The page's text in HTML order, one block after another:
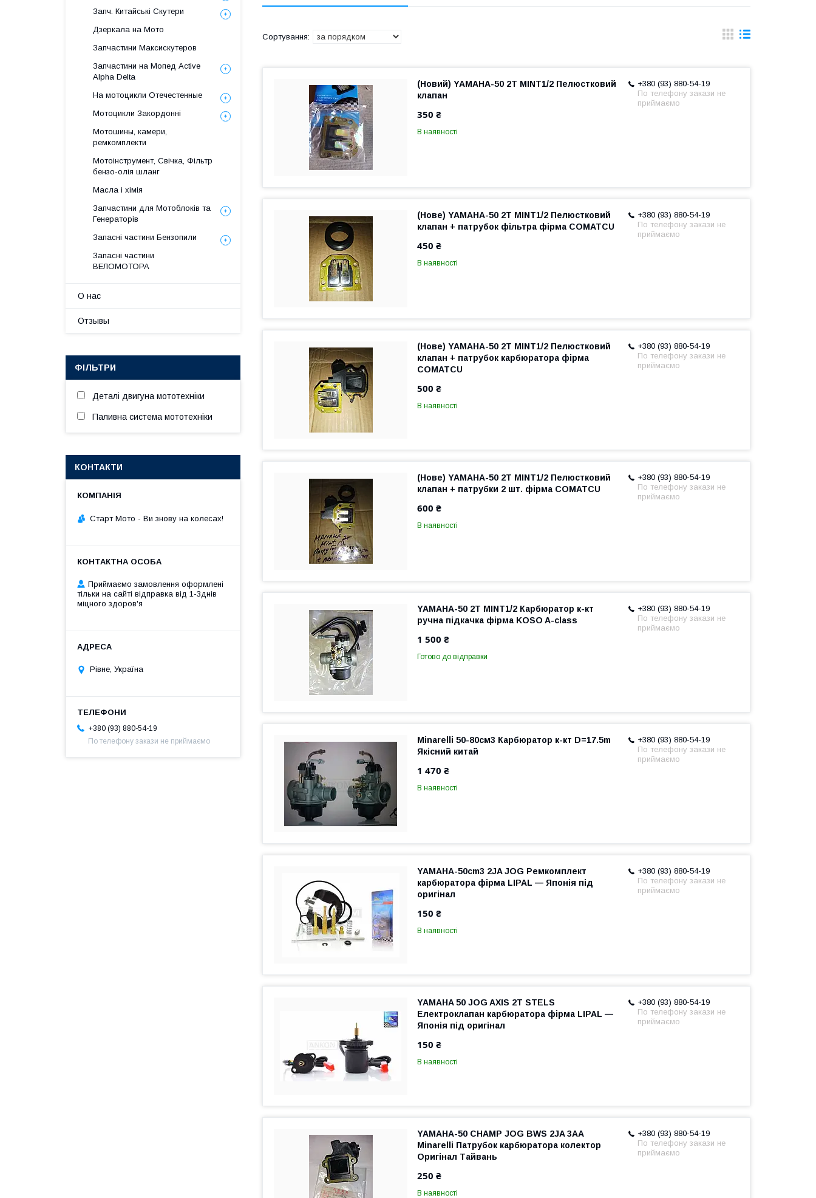
+380 (93) 880-54-19
По телефону закази не
приймаємо
(Новий) YAMAHA-50 2Т MINT1/2 Пелюстковий
клапан
350 ₴
В наявності
+380 (93) 880-54-19
По телефону закази не
приймаємо
(Нове) YAMAHA-50 2Т MINT1/2 Пелюстковий
клапан + патрубок фільтра фірма COMATCU
450 ₴
В наявності
+380 (93) 880-54-19
По телефону закази не
приймаємо
(Нове) YAMAHA-50 2Т MINT1/2 Пелюстковий
клапан + патрубок карбюратора фірма
COMATCU
500 ₴
В наявності
+380 (93) 880-54-19
По телефону закази не
приймаємо
(Нове) YAMAHA-50 2Т MINT1/2 Пелюстковий
клапан + патрубки 2 шт. фірма COMATCU
600 ₴
В наявності
+380 (93) 880-54-19
По телефону закази не
приймаємо
YAMAHA-50 2Т MINT1/2 Карбюратор к-кт
ручна підкачка фірма KOSO A-class
1 500 ₴
Готово до відправки
+380 (93) 880-54-19
По телефону закази не
приймаємо
Minarelli 50-80см3 Карбюратор к-кт D=17.5m
Якісний китай
1 470 ₴
В наявності
+380 (93) 880-54-19
По телефону закази не
приймаємо
YAMAHA-50cm3 2JA JOG Ремкомплект
карбюратора фірма LIPAL — Японія під
оригінал
150 ₴
В наявності
+380 (93) 880-54-19
По телефону закази не
приймаємо
YAMAHA 50 JOG AXIS 2T STELS
Електроклапан карбюратора фірма LIPAL —
Японія під оригінал
150 ₴
В наявності
+380 (93) 880-54-19
По телефону закази не
приймаємо
YAMAHA-50 CHAMP JOG BWS 2JA 3AA
Minarelli Патрубок карбюратора колектор
Оригінал Тайвань
250 ₴
В наявності
Запч. Китайські Скутери
Дзеркала на Мото
Запчастини Максискутеров
Запчастини на Мопед Active
Alpha Delta
На мотоцикли Отечестенные
Мотоцикли Закордонні
Мотошины, камери,
ремкомплекти
Мотоінструмент, Свічка, Фільтр
бензо-олія шланг
Масла і хімія
Запчастини для Мотоблоків та
Генераторів
Запасні частини Бензопили
Запасні частини
ВЕЛОМОТОРА
О нас
Отзывы
ФІЛЬТРИ
Деталі двигуна мототехніки
Паливна система мототехніки
КОНТАКТИ
Старт Мото - Ви знову на колесах!
Приймаємо замовлення оформлені
тільки на сайті відправка від 1-3днів
міцного здоров'я
Рівне, Україна
+380 (93) 880-54-19
По телефону закази не приймаємо